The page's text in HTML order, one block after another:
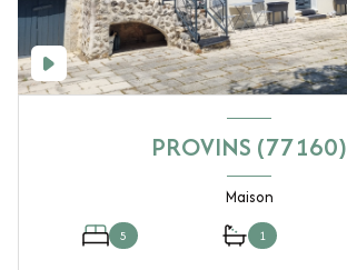
PROVINS (77160)
Maison
5 1